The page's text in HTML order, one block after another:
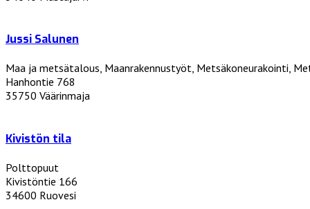
Jussi Salunen
Maa ja metsätalous, Maanrakennustyöt, Metsäkoneurakointi,
Hanhontie 768
35750 Väärinmaja
Kivistön tila
Polttopuut
Kivistöntie 166
34600 Ruovesi